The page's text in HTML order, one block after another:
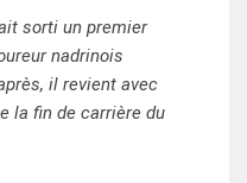
sorti un premier
nadrinois
il revient avec
la fin de carrière du